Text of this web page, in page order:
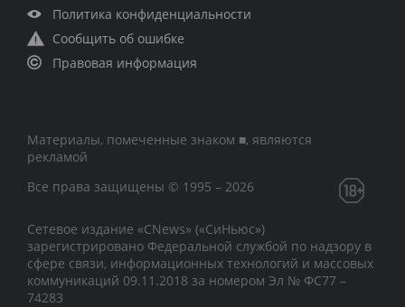
Политика конфиденциальности
Сообщить об ошибке
Правовая информация
Материалы, помеченные знаком ■, являются
рекламой
Все права защищены © 1995 – 2026
Сетевое издание «CNews» («СиНьюс»)
зарегистрировано Федеральной службой по надзору в
сфере связи, информационных технологий и массовых
коммуникаций 09.11.2018 за номером Эл № ФС77 –
74283